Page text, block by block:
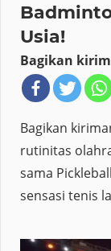
Usia!
Bagikan
Bagikan
rutinitas
sama
sensasi tenis